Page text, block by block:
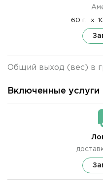
60 г. x
Общий выход (вес) в
Включенные услуги